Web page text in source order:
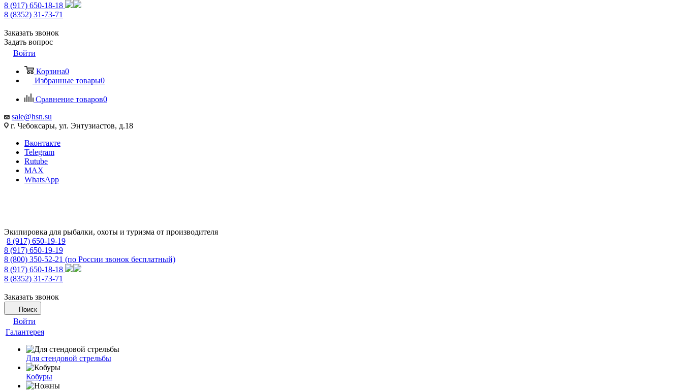
8 (917) 650-18-18
8 (8352) 31-73-71
Заказать звонок
Задать вопрос
Войти
Корзина0
Избранные товары0
Сравнение товаров0
sale@hsn.su
г. Чебоксары, ул. Энтузиастов, д.18
Вконтакте
Telegram
Rutube
MAX
WhatsApp
Экипировка для рыбалки, охоты и туризма от производителя
8 (917) 650-19-19
8 (917) 650-19-19
8 (800) 350-52-21 (по России звонок бесплатный)
8 (917) 650-18-18
8 (8352) 31-73-71
Заказать звонок
Поиск
Войти
Галантерея
Для стендовой стрельбы
Кобуры